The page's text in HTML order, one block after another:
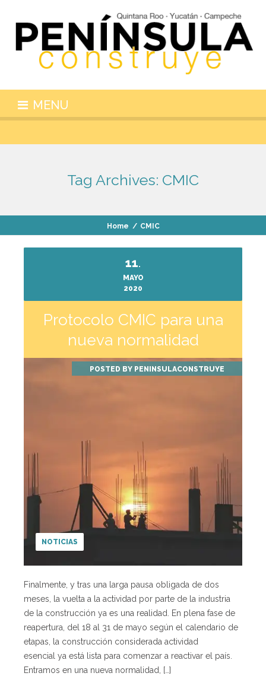
MENU
Tag Archives: CMIC
Home / CMIC
11.
MAYO
2020
Protocolo CMIC para una
nueva normalidad
POSTED BY PENINSULACONSTRUYE
NOTICIAS
Finalmente, y tras una larga pausa obligada de dos
meses, la vuelta a la actividad por parte de la industria
de la construcción ya es una realidad. En plena fase de
reapertura, del 18 al 31 de mayo según el calendario de
etapas, la construcción considerada actividad
esencial ya está lista para comenzar a reactivar el país.
Entramos en una nueva normalidad, […]